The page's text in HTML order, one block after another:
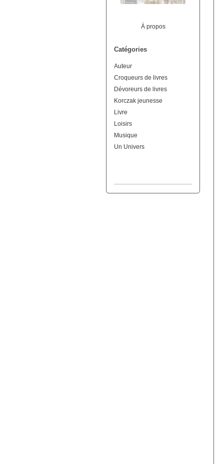
À propos
Catégories
Auteur
Croqueurs de livres
Dévoreurs de livres
Korczak jeunesse
Livre
Loisirs
Musique
Un Univers